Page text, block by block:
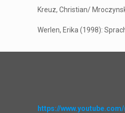
Kreuz, Christian/
Werlen, Erika (1998):
https://www.youtube.com/